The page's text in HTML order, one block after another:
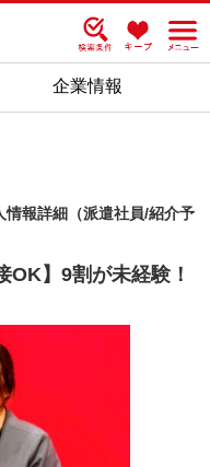
企業情報
報詳細（派遣社員/紹介予
】9割が未経験！